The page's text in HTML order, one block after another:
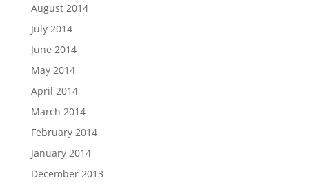
August 2014
July 2014
June 2014
May 2014
April 2014
March 2014
February 2014
January 2014
December 2013